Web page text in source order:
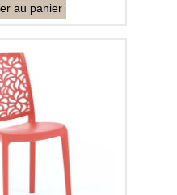
au panier